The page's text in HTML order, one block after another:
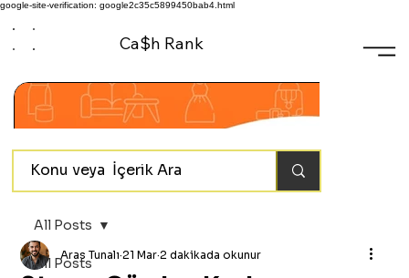
google-site-verification: google2c35c5899450bab4.html
Ca$h Rank
All Posts
All Posts
Aras Tunalı 21 Mar 2 dakikada okunur